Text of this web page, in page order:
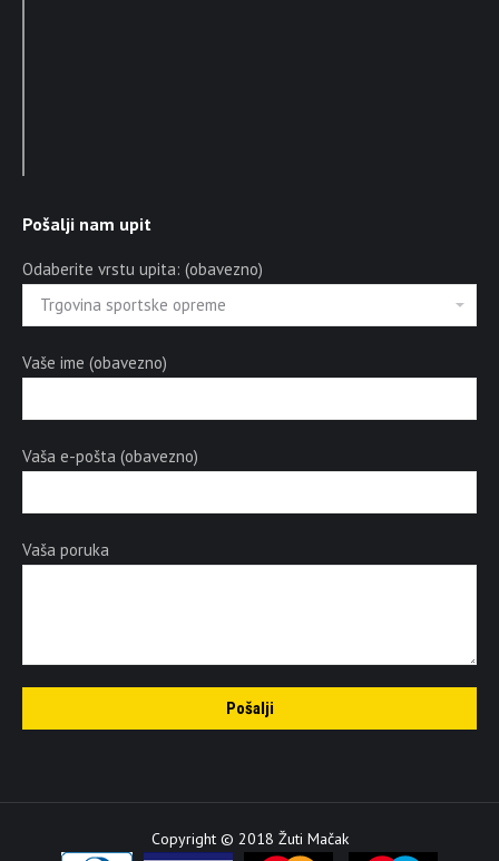
Pošalji nam upit
Odaberite vrstu upita: (obavezno)
Vaše ime (obavezno)
Vaša e-pošta (obavezno)
Vaša poruka
Copyright © 2018 Žuti Mačak